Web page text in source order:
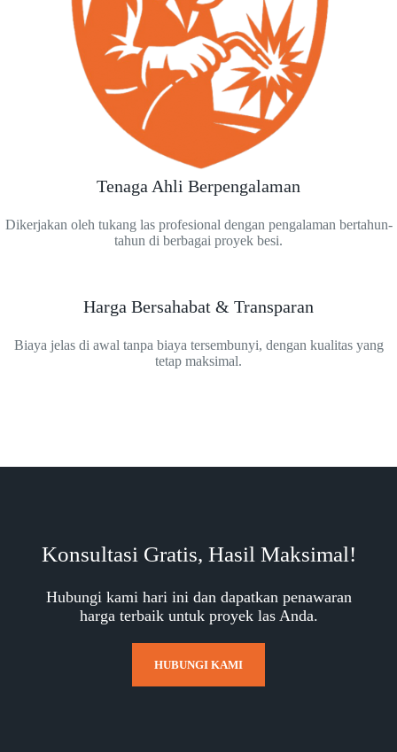
Tenaga Ahli Berpengalaman
Dikerjakan oleh tukang las profesional dengan pengalaman bertahun-
tahun di berbagai proyek besi.
Harga Bersahabat & Transparan
Biaya jelas di awal tanpa biaya tersembunyi, dengan kualitas yang
tetap maksimal.
Konsultasi Gratis, Hasil Maksimal!
Hubungi kami hari ini dan dapatkan penawaran
harga terbaik untuk proyek las Anda.
HUBUNGI KAMI